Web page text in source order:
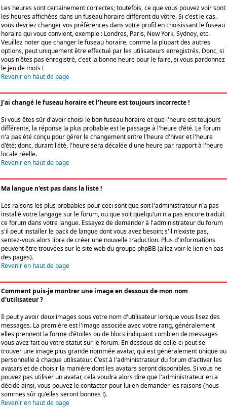
Les heures sont certainement correctes; toutefois, ce que vous pouvez voir sont
les heures affichées dans un fuseau horaire différent du vôtre. Si c'est le cas,
vous devriez changer vos préférences dans votre profil en choisissant le fuseau
horaire qui vous convient, exemple : Londres, Paris, New York, Sydney, etc.
Veuillez noter que changer le fuseau horaire, comme la plupart des autres
options, peut uniquement être effectué par les utilisateurs enregistrés. Donc, si
vous n'êtes pas enregistré, c'est la bonne heure pour le faire, si vous pardonnez
le jeu de mots !
Revenir en haut de page
J'ai changé le fuseau horaire et l'heure est toujours incorrecte !
Si vous êtes sûr d'avoir choisi le bon fuseau horaire et que l'heure est toujours
différente, la réponse la plus probable est le passage à l'heure d'été. Le forum
n'a pas été conçu pour gérer le changement entre l'heure d'hiver et l'heure
d'été; donc, durant l'été, l'heure sera décalée d'une heure par rapport à l'heure
locale réelle.
Revenir en haut de page
Ma langue n'est pas dans la liste !
Les raisons les plus probables pour ceci sont que soit l'administrateur n'a pas
installé votre langage sur le forum, ou que soit quelqu'un n'a pas encore traduit
ce forum dans votre langue. Essayez de demander à l'administrateur du forum
s'il peut installer le pack de langue dont vous avez besoin; s'il n'existe pas,
sentez-vous alors libre de créer une nouvelle traduction. Plus d'informations
peuvent être trouvées sur le site web du groupe phpBB (allez voir le lien en bas
des pages).
Revenir en haut de page
Comment puis-je montrer une image en dessous de mon nom
d'utilisateur ?
Il peut y avoir deux images sous votre nom d'utilisateur lorsque vous lisez des
messages. La première est l'image associée avec votre rang, généralement
elles prennent la forme d'étoiles ou de blocs indiquant combien de messages
vous avez fait ou votre statut sur le forum. En dessous de celle-ci peut se
trouver une image plus grande nommée avatar, qui est généralement unique ou
personnelle à chaque utilisateur. C'est à l'administrateur du forum d'activer les
avatars et de choisir la manière dont les avatars seront disponibles. Si vous ne
pouvez pas utiliser un avatar, cela voudra alors dire que l'administrateur en a
décidé ainsi, vous pouvez le contacter pour lui en demander les raisons (nous
sommes sûr qu'elles seront bonnes !).
Revenir en haut de page